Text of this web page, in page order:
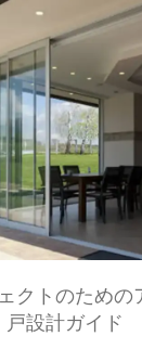
ム用のアルミ
イル, とプライ